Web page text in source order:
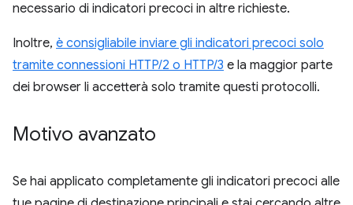
necessario di indicatori precoci in altre richieste.
Inoltre, è consigliabile inviare gli indicatori precoci solo
tramite connessioni HTTP/2 o HTTP/3 e la maggior parte
dei browser li accetterà solo tramite questi protocolli.
Motivo avanzato
Se hai applicato completamente gli indicatori precoci alle